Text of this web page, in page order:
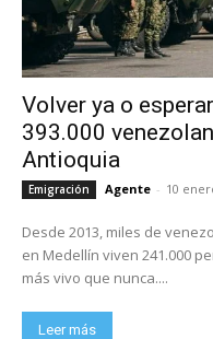
Volver ya o
393.000
Antioquia
Emigración Agente - 10
Desde 2013, miles de
en Medellín viven 241.000
más vivo que nunca....
Leer más